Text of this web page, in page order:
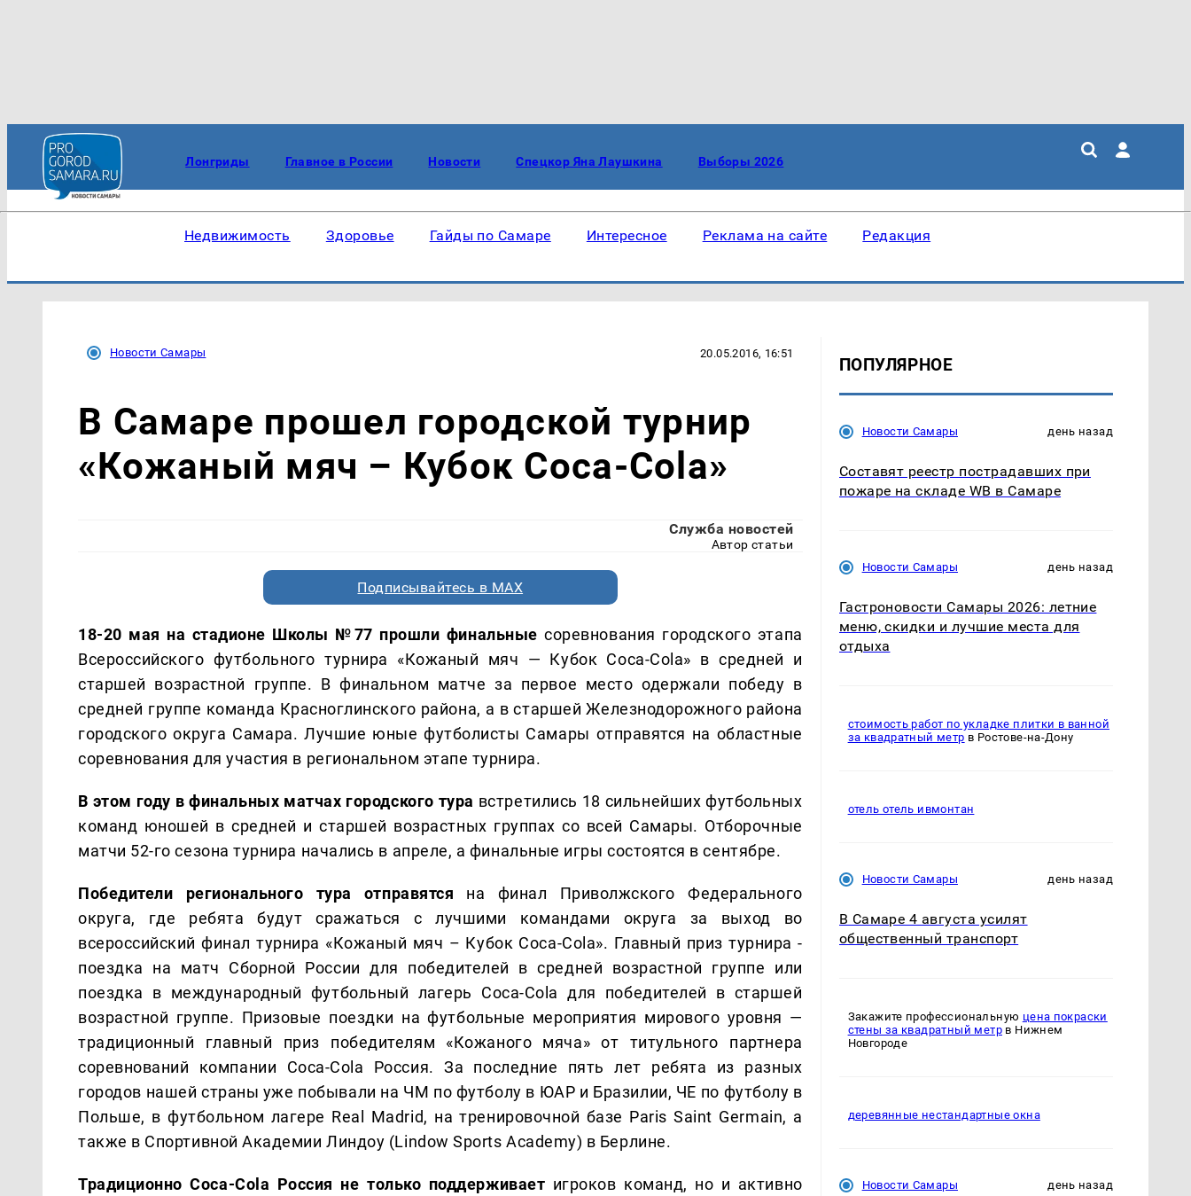
Лонгриды Главное в России Новости Спецкор Яна Лаушкина Выборы 2026
Недвижимость Здоровье Гайды по Самаре Интересное Реклама на сайте Редакция
Новости Самары 20.05.2016, 16:51
В Самаре прошел городской турнир
«Кожаный мяч – Кубок Coca-Cola»
Служба новостей
Автор статьи
Подписывайтесь в MAX
18-20 мая на стадионе Школы №77 прошли финальные соревнования городского этапа
Всероссийского футбольного турнира «Кожаный мяч — Кубок Coca-Cola» в средней и
старшей возрастной группе. В финальном матче за первое место одержали победу в
средней группе команда Красноглинского района, а в старшей Железнодорожного района
городского округа Самара. Лучшие юные футболисты Самары отправятся на областные
соревнования для участия в региональном этапе турнира.
В этом году в финальных матчах городского тура встретились 18 сильнейших футбольных
команд юношей в средней и старшей возрастных группах со всей Самары. Отборочные
матчи 52-го сезона турнира начались в апреле, а финальные игры состоятся в сентябре.
Победители регионального тура отправятся на финал Приволжского Федерального
округа, где ребята будут сражаться с лучшими командами округа за выход во
всероссийский финал турнира «Кожаный мяч – Кубок Coca-Cola». Главный приз турнира -
поездка на матч Сборной России для победителей в средней возрастной группе или
поездка в международный футбольный лагерь Coca-Cola для победителей в старшей
возрастной группе. Призовые поездки на футбольные мероприятия мирового уровня —
традиционный главный приз победителям «Кожаного мяча» от титульного партнера
соревнований компании Coca-Cola Россия. За последние пять лет ребята из разных
городов нашей страны уже побывали на ЧМ по футболу в ЮАР и Бразилии, ЧЕ по футболу в
Польше, в футбольном лагере Real Madrid, на тренировочной базе Paris Saint Germain, а
также в Спортивной Академии Линдоу (Lindow Sports Academy) в Берлине.
Традиционно Coca-Cola Россия не только поддерживает игроков команд, но и активно
ПОПУЛЯРНОЕ
Новости Самары день назад
Составят реестр пострадавших при
пожаре на складе WB в Самаре
Новости Самары день назад
Гастроновости Самары 2026: летние
меню, скидки и лучшие места для
отдыха
стоимость работ по укладке плитки в ванной
за квадратный метр в Ростове-на-Дону
отель отель ивмонтан
Новости Самары день назад
В Самаре 4 августа усилят
общественный транспорт
Закажите профессиональную цена покраски
стены за квадратный метрв Нижнем
Новгороде
деревянные нестандартные окна
Новости Самары день назад